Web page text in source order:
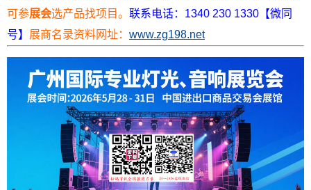
可参展会选产品找项目。 联系电话：1340 230 1330【微同
号】 展商名录资料网址： www.zg198.net